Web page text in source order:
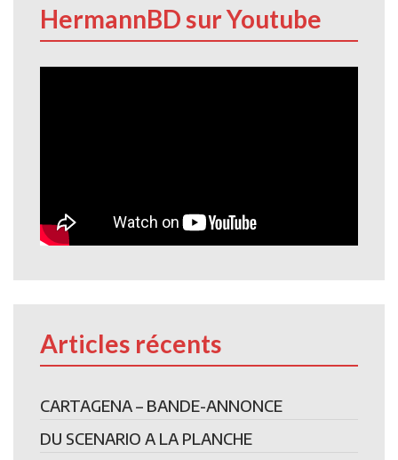
HermannBD sur Youtube
Articles récents
CARTAGENA – BANDE-ANNONCE
DU SCENARIO A LA PLANCHE